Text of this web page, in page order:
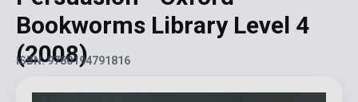
Bookworms Library Level 4
(2008)
ISBN: 9780194791816